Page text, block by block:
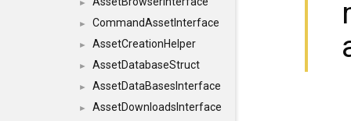
►
► CommandAssetInterface
► AssetCreationHelper
► AssetDatabaseStruct
► AssetDataBasesInterface
► AssetDownloadsInterface